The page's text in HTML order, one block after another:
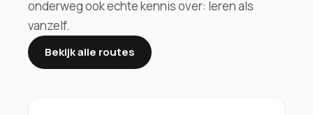
onderweg ook echte kennis over: leren als
vanzelf.
Bekijk alle routes